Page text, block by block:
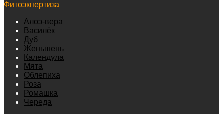
Фитоэкпертиза
Алоэ-вера
Василёк
Дуб
Женьшень
Календула
Мята
Облепиха
Роза
Ромашка
Череда